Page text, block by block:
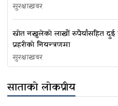
सुरक्षाखबर
स्रोत नखुलेको लाखौं रुपैयाँसहित दुई
प्रहरीको नियन्त्रणमा
सुरक्षाखबर
साताको लोकप्रीय